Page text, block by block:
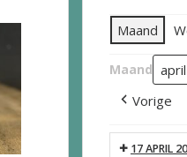
Maand
Maand
Vorige
17 APRIL